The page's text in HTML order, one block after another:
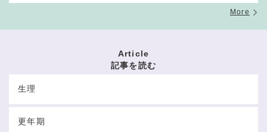
More
Article
記事を読む
生理
更年期